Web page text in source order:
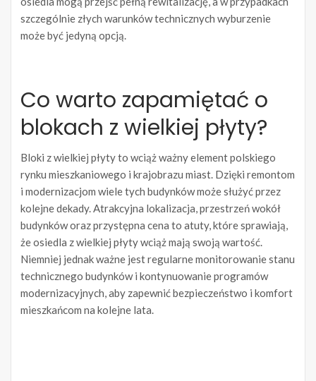
szczególnie złych warunków technicznych wyburzenie
może być jedyną opcją.
Co warto zapamiętać o
blokach z wielkiej płyty?
Bloki z wielkiej płyty to wciąż ważny element polskiego
rynku mieszkaniowego i krajobrazu miast. Dzięki remontom
i modernizacjom wiele tych budynków może służyć przez
kolejne dekady. Atrakcyjna lokalizacja, przestrzeń wokół
budynków oraz przystępna cena to atuty, które sprawiają,
że osiedla z wielkiej płyty wciąż mają swoją wartość.
Niemniej jednak ważne jest regularne monitorowanie stanu
technicznego budynków i kontynuowanie programów
modernizacyjnych, aby zapewnić bezpieczeństwo i komfort
mieszkańcom na kolejne lata.